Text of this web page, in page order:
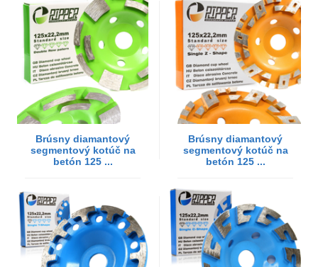
Brúsny diamantový
segmentový kotúč na
betón 125 ...
Brúsny diamantový
segmentový kotúč na
betón 125 ...